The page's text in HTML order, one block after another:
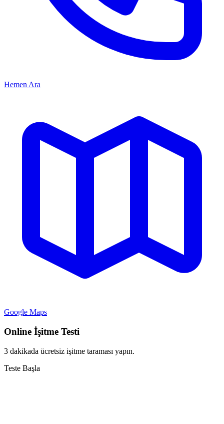
Hemen Ara
Google Maps
Online İşitme Testi
3 dakikada ücretsiz işitme taraması yapın.
Teste Başla